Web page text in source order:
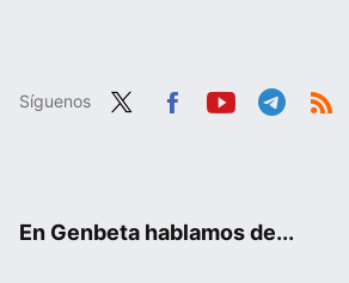
Síguenos
En Genbeta hablamos de...